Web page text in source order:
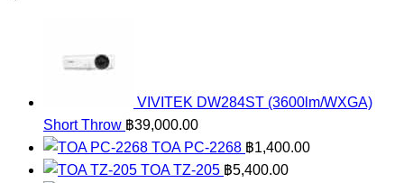
VIVITEK DW284ST (3600lm/WXGA)
Short Throw ฿39,000.00
TOA PC-2268 ฿1,400.00
TOA TZ-205 ฿5,400.00